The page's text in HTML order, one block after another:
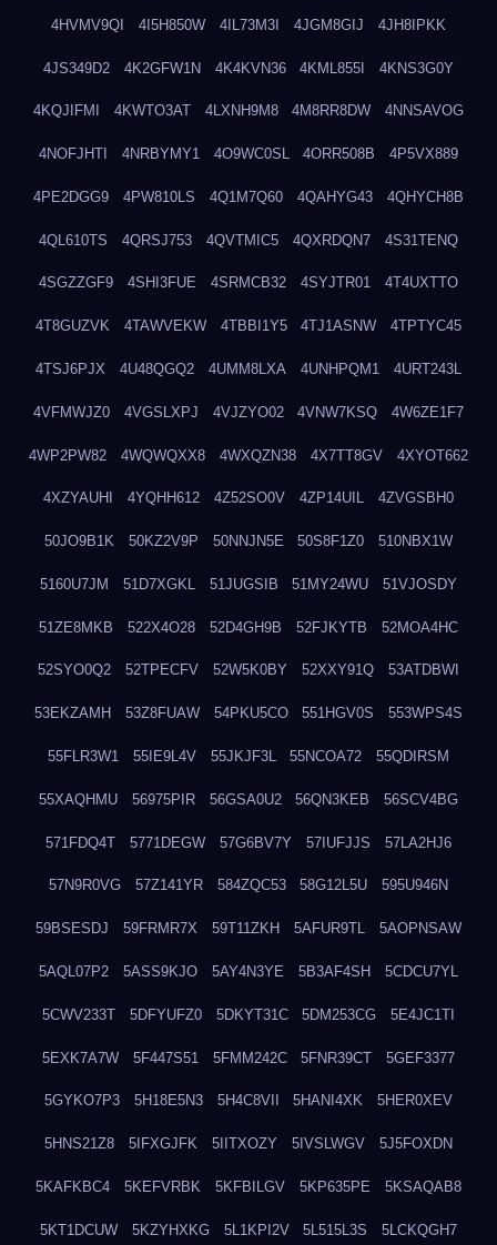
4HVMV9QI 4I5H850W 4IL73M3I 4JGM8GIJ 4JH8IPKK
4JS349D2 4K2GFW1N 4K4KVN36 4KML855I 4KNS3G0Y
4KQJIFMI 4KWTO3AT 4LXNH9M8 4M8RR8DW 4NNSAVOG
4NOFJHTI 4NRBYMY1 4O9WC0SL 4ORR508B 4P5VX889
4PE2DGG9 4PW810LS 4Q1M7Q60 4QAHYG43 4QHYCH8B
4QL610TS 4QRSJ753 4QVTMIC5 4QXRDQN7 4S31TENQ
4SGZZGF9 4SHI3FUE 4SRMCB32 4SYJTR01 4T4UXTTO
4T8GUZVK 4TAWVEKW 4TBBI1Y5 4TJ1ASNW 4TPTYC45
4TSJ6PJX 4U48QGQ2 4UMM8LXA 4UNHPQM1 4URT243L
4VFMWJZ0 4VGSLXPJ 4VJZYO02 4VNW7KSQ 4W6ZE1F7
4WP2PW82 4WQWQXX8 4WXQZN38 4X7TT8GV 4XYOT662
4XZYAUHI 4YQHH612 4Z52SO0V 4ZP14UIL 4ZVGSBH0
50JO9B1K 50KZ2V9P 50NNJN5E 50S8F1Z0 510NBX1W
5160U7JM 51D7XGKL 51JUGSIB 51MY24WU 51VJOSDY
51ZE8MKB 522X4O28 52D4GH9B 52FJKYTB 52MOA4HC
52SYO0Q2 52TPECFV 52W5K0BY 52XXY91Q 53ATDBWI
53EKZAMH 53Z8FUAW 54PKU5CO 551HGV0S 553WPS4S
55FLR3W1 55IE9L4V 55JKJF3L 55NCOA72 55QDIRSM
55XAQHMU 56975PIR 56GSA0U2 56QN3KEB 56SCV4BG
571FDQ4T 5771DEGW 57G6BV7Y 57IUFJJS 57LA2HJ6
57N9R0VG 57Z141YR 584ZQC53 58G12L5U 595U946N
59BSESDJ 59FRMR7X 59T11ZKH 5AFUR9TL 5AOPNSAW
5AQL07P2 5ASS9KJO 5AY4N3YE 5B3AF4SH 5CDCU7YL
5CWV233T 5DFYUFZ0 5DKYT31C 5DM253CG 5E4JC1TI
5EXK7A7W 5F447S51 5FMM242C 5FNR39CT 5GEF3377
5GYKO7P3 5H18E5N3 5H4C8VII 5HANI4XK 5HER0XEV
5HNS21Z8 5IFXGJFK 5IITXOZY 5IVSLWGV 5J5FOXDN
5KAFKBC4 5KEFVRBK 5KFBILGV 5KP635PE 5KSAQAB8
5KT1DCUW 5KZYHXKG 5L1KPI2V 5L515L3S 5LCKQGH7